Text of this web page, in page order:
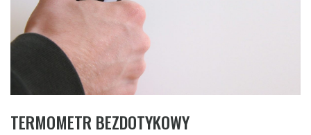
TERMOMETR BEZDOTYKOWY